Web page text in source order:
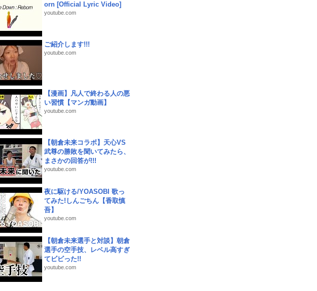
orn [Official Lyric Video]
youtube.com
ご紹介します!!!
youtube.com
【漫画】凡人で終わる人の悪
い習慣【マンガ動画】
youtube.com
【朝倉未来コラボ】天心VS
武尊の勝敗を聞いてみたら、
まさかの回答が!!!
youtube.com
夜に駆ける/YOASOBI 歌っ
てみた!しんごちん【香取慎
吾】
youtube.com
【朝倉未来選手と対談】朝倉
選手の空手技、レベル高すぎ
てビビった!!
youtube.com